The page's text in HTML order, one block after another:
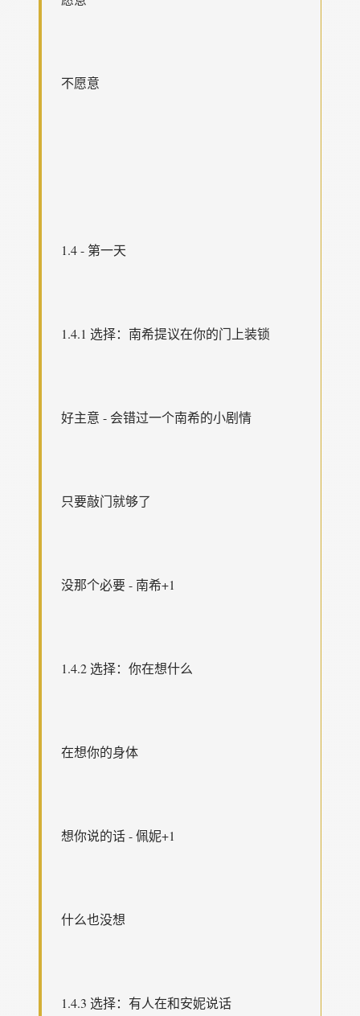
不愿意
1.4 - 第一天
1.4.1 选择：南希提议在你的门上装锁
好主意 - 会错过一个南希的小剧情
只要敲门就够了
没那个必要 - 南希+1
1.4.2 选择：你在想什么
在想你的身体
想你说的话 - 佩妮+1
什么也没想
1.4.3 选择：有人在和安妮说话